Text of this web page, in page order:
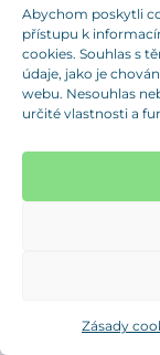
Abychom poskytli
přístupu k
cookies. Souhlas s
údaje, jako je
webu. Nesouhlas
určité vlastnosti a
Zásady
H1: 14
H2: 5
F max: 6000
L: 100
M: M30
M30